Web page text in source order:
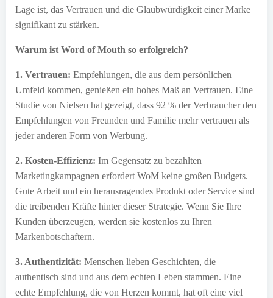
Lage ist, das Vertrauen und die Glaubwürdigkeit einer Marke
signifikant zu stärken.
Warum ist Word of Mouth so erfolgreich?
1. Vertrauen: Empfehlungen, die aus dem persönlichen
Umfeld kommen, genießen ein hohes Maß an Vertrauen. Eine
Studie von Nielsen hat gezeigt, dass 92 % der Verbraucher den
Empfehlungen von Freunden und Familie mehr vertrauen als
jeder anderen Form von Werbung.
2. Kosten-Effizienz: Im Gegensatz zu bezahlten
Marketingkampagnen erfordert WoM keine großen Budgets.
Gute Arbeit und ein herausragendes Produkt oder Service sind
die treibenden Kräfte hinter dieser Strategie. Wenn Sie Ihre
Kunden überzeugen, werden sie kostenlos zu Ihren
Markenbotschaftern.
3. Authentizität: Menschen lieben Geschichten, die
authentisch sind und aus dem echten Leben stammen. Eine
echte Empfehlung, die von Herzen kommt, hat oft eine viel